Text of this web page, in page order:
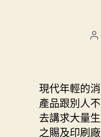
文
現代年輕的
產品跟別人
去講求大量
之賜及印刷